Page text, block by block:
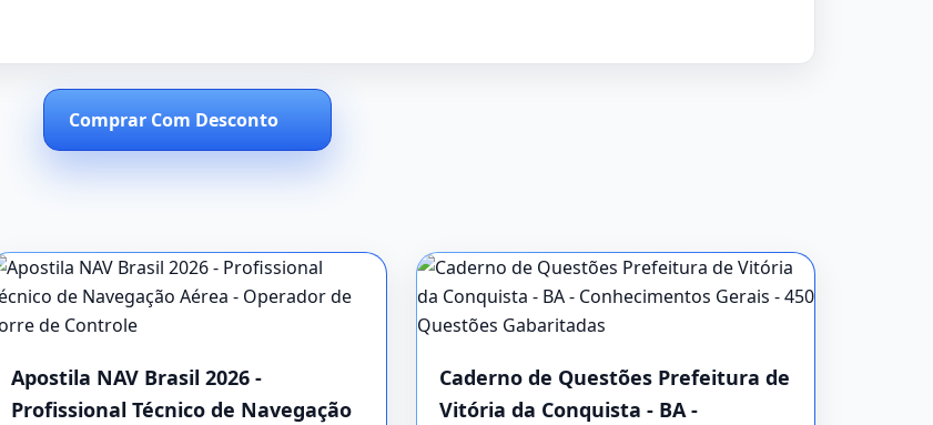
Comprar Com Desconto
Apostila NAV Brasil 2026 -
Profissional Técnico de Navegação
Caderno de Questões Prefeitura de
Vitória da Conquista - BA -